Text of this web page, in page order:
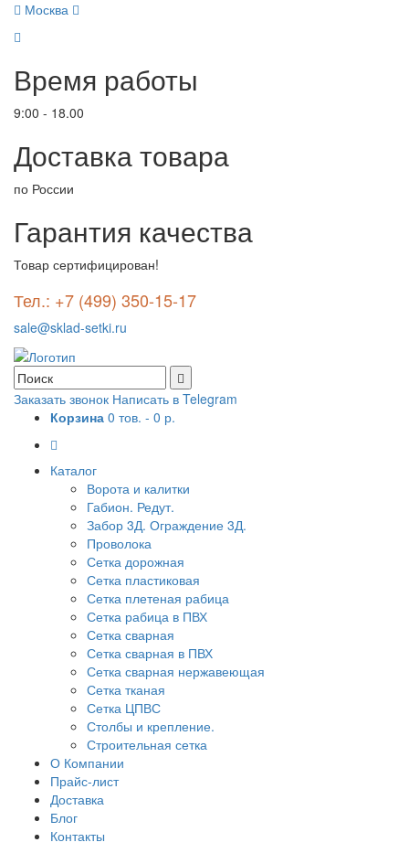
Москва
Время работы
9:00 - 18.00
Доставка товара
по России
Гарантия качества
Товар сертифицирован!
Тел.: +7 (499) 350-15-17
sale@sklad-setki.ru
Заказать звонок Написать в Telegram
Корзина 0 тов. - 0 р.
Каталог
Ворота и калитки
Габион. Редут.
Забор 3Д. Ограждение 3Д.
Проволока
Сетка дорожная
Сетка пластиковая
Сетка плетеная рабица
Сетка рабица в ПВХ
Сетка сварная
Сетка сварная в ПВХ
Сетка сварная нержавеющая
Сетка тканая
Сетка ЦПВС
Столбы и крепление.
Строительная сетка
О Компании
Прайс-лист
Доставка
Блог
Контакты